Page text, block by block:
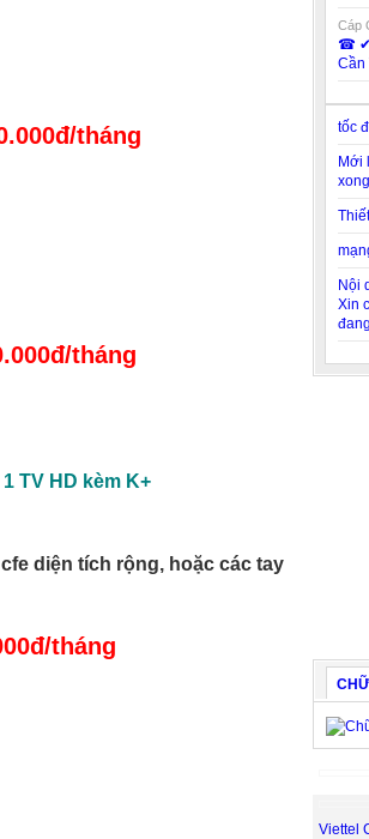
tháng
tháng
TV HD kèm K+
diện tích rộng, hoặc các tay
tháng
Cáp
☎ ✔‎
Cần
tốc
Mới
Nội
Xin
Viettel